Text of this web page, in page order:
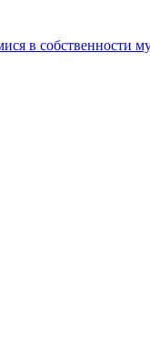
в собственности